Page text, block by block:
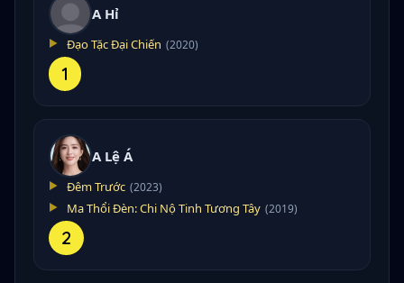
A Hỉ
Đạo Tặc Đại Chiến (2020)
1
A Lệ Á
Đêm Trước (2023)
Ma Thổi Đèn: Chi Nộ Tinh Tương Tây (2019)
2